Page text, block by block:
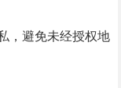
，避免未经授权地